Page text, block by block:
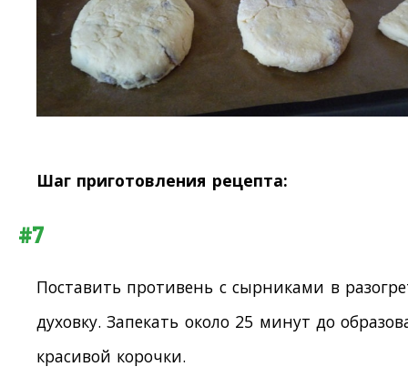
Шаг приготовления рецепта:
#7
Поставить противень с сырниками в
духовку. Запекать около 25 минут до
красивой корочки.